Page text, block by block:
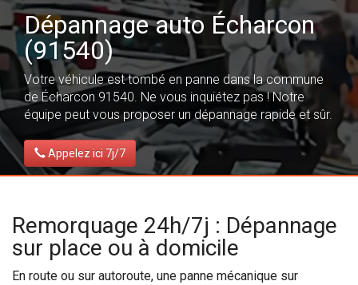
Dépannage auto Écharcon
(91540)
Votre véhicule est tombé en panne dans la commune
de Écharcon 91540. Ne vous inquiétez pas ! Notre
équipe peut vous proposer un dépannage rapide et sûr.
Appelez ici 7j/7
Remorquage 24h/7j : Dépannage
sur place ou à domicile
En route ou sur autoroute, une panne mécanique sur